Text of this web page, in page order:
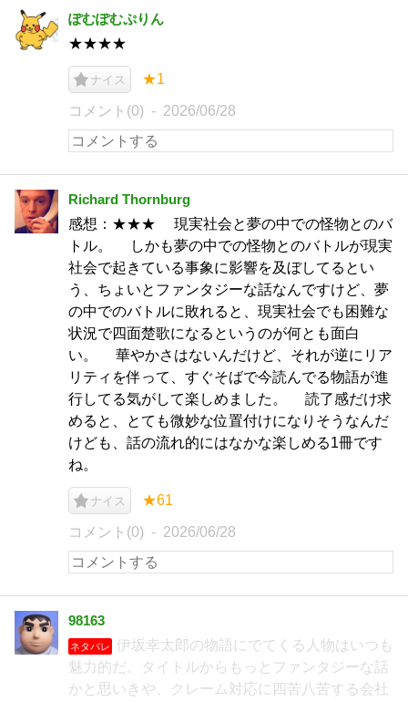
ぽむぽむぷりん
★★★★
ナイス ★1
コメント(0) 2026/06/28
Richard Thornburg
感想：★★★ 現実社会と夢の中での怪物とのバ
トル。 しかも夢の中での怪物とのバトルが現実
社会で起きている事象に影響を及ぼしてるとい
う、ちょいとファンタジーな話なんですけど、夢
の中でのバトルに敗れると、現実社会でも困難な
状況で四面楚歌になるというのが何とも面白
い。 華やかさはないんだけど、それが逆にリア
リティを伴って、すぐそばで今読んでる物語が進
行してる気がして楽しめました。 読了感だけ求
めると、とても微妙な位置付けになりそうなんだ
けども、話の流れ的にはなかな楽しめる1冊です
ね。
ナイス ★61
コメント(0) 2026/06/28
98163
ネタバレ
伊坂幸太郎の物語にでてくる人物はいつも
魅力的だ。タイトルからもっとファンタジーな話
かと思いきや、クレーム対応に四苦八苦する会社